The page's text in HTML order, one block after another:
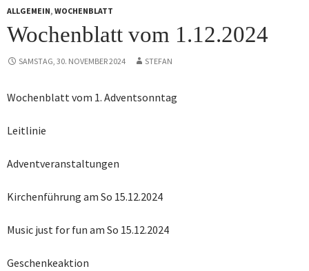
ALLGEMEIN, WOCHENBLATT
Wochenblatt vom 1.12.2024
SAMSTAG, 30. NOVEMBER 2024 STEFAN
Wochenblatt vom 1. Adventsonntag
Leitlinie
Adventveranstaltungen
Kirchenführung am So 15.12.2024
Music just for fun am So 15.12.2024
Geschenkeaktion